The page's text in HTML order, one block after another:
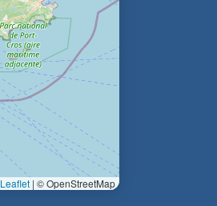
Leaflet | © OpenStreetMap